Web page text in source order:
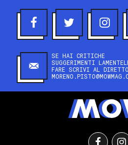
SE HAI CRITICHE
SUGGERIMENTI
FARE SCRIVI AL